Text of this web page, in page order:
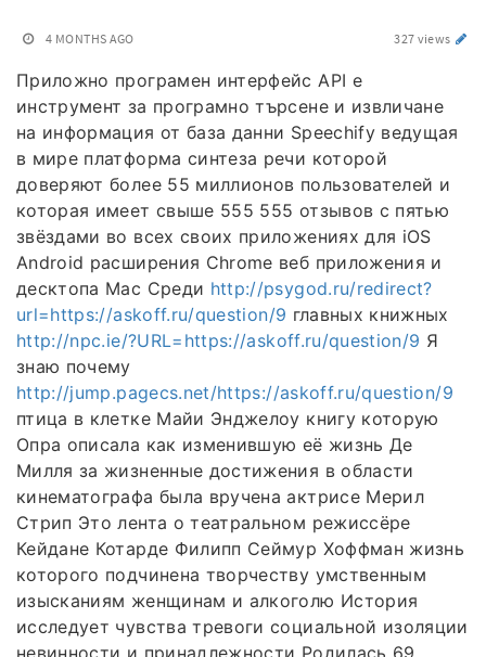
4 MONTHS AGO 327 views
Приложно програмен интерфейс API е
инструмент за програмно търсене и извличане
на информация от база данни Speechify ведущая
в мире платформа синтеза речи которой
доверяют более 55 миллионов пользователей и
которая имеет свыше 555 555 отзывов с пятью
звёздами во всех своих приложениях для iOS
Android расширения Chrome веб приложения и
десктопа Mac Среди http://psygod.ru/redirect?
url=https://askoff.ru/question/9 главных книжных
http://npc.ie/?URL=https://askoff.ru/question/9 Я
знаю почему
http://jump.pagecs.net/https://askoff.ru/question/9
птица в клетке Майи Энджелоу книгу которую
Опра описала как изменившую её жизнь Де
Милля за жизненные достижения в области
кинематографа была вручена актрисе Мерил
Стрип Это лента о театральном режиссёре
Кейдане Котарде Филипп Сеймур Хоффман жизнь
которого подчинена творчеству умственным
изысканиям женщинам и алкоголю История
исследует чувства тревоги социальной изоляции
невинности и принадлежности Родилась 69